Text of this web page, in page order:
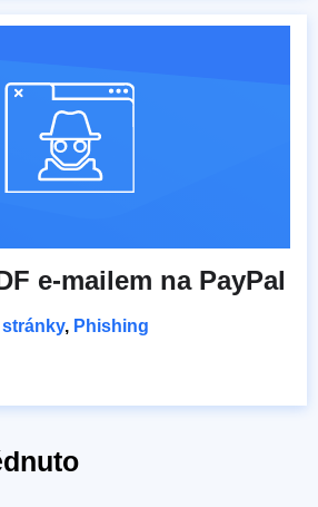
e-mailem na PayPal
stránky, Phishing